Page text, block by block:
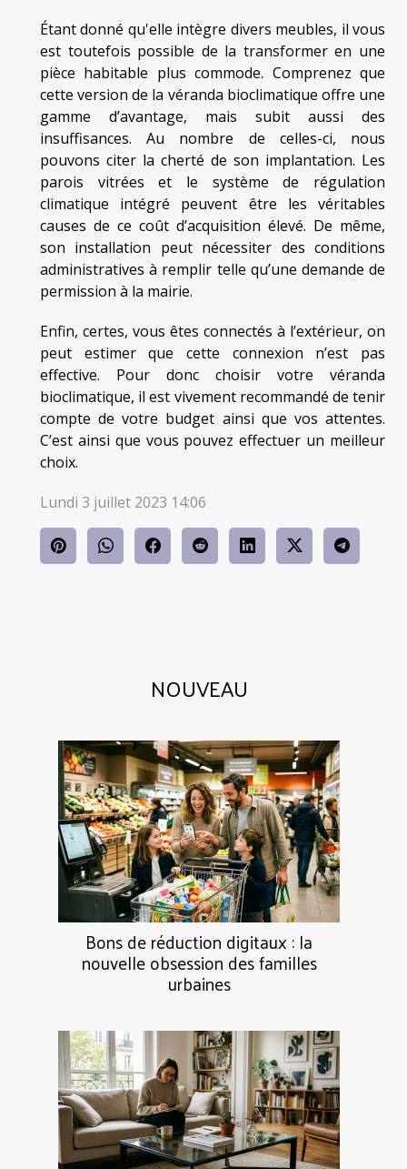
NOUVEAU
Bons de réduction digitaux : la
nouvelle obsession des familles
urbaines
Étant donné qu'elle intègre divers meubles, il vous
est toutefois possible de la transformer en une
pièce habitable plus commode. Comprenez que
cette version de la véranda bioclimatique offre une
gamme d’avantage, mais subit aussi des
insuffisances. Au nombre de celles-ci, nous
pouvons citer la cherté de son implantation. Les
parois vitrées et le système de régulation
climatique intégré peuvent être les véritables
causes de ce coût d’acquisition élevé. De même,
son installation peut nécessiter des conditions
administratives à remplir telle qu’une demande de
permission à la mairie.
Enfin, certes, vous êtes connectés à l’extérieur, on
peut estimer que cette connexion n’est pas
effective. Pour donc choisir votre véranda
bioclimatique, il est vivement recommandé de tenir
compte de votre budget ainsi que vos attentes.
C’est ainsi que vous pouvez effectuer un meilleur
choix.
Lundi 3 juillet 2023 14:06